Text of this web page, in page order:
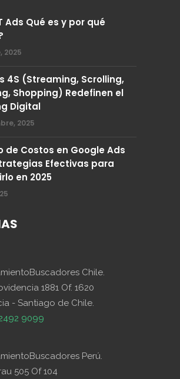
Ads Qué es y por qué
2025
4S (Streaming, Scrolling,
Shopping) Redefinen el
Digital
2025
de Costos en Google Ads
Efectivas para
en 2025
Chile.
1881 Of. 1620
- Santiago de Chile.
9099
Perú.
505 Of 104